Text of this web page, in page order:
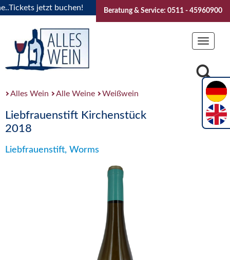
jetzt buchen! "Das Sommerfest 2026" Vive la
Beratung & Service: 0511 - 45960900
Toggle
Alles Wein Alle Weine Weißwein
Liebfrauenstift Kirchenstück
2018
Liebfrauenstift, Worms